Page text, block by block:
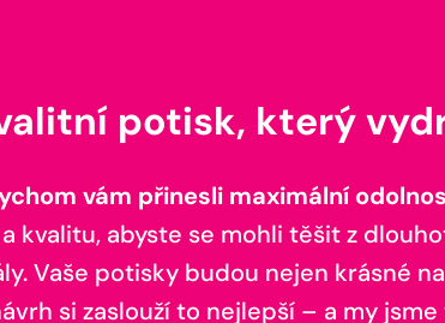
potisk, který
vám přinesli maximální
kvalitu, abyste se mohli těšit z
Vaše potisky budou nejen krásné
si zaslouží to nejlepší – a my